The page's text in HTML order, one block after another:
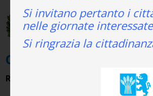
Si invitano pertanto i
nelle giornate
Si ringrazia la
Comune di Provaglio
RACCOLTA PORTA A PORTA